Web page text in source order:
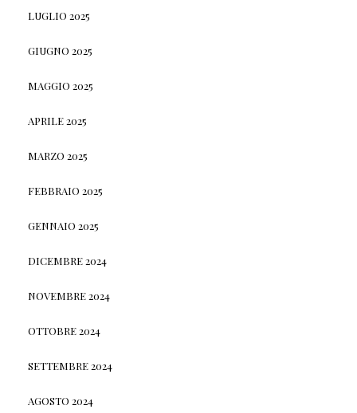
LUGLIO 2025
GIUGNO 2025
MAGGIO 2025
APRILE 2025
MARZO 2025
FEBBRAIO 2025
GENNAIO 2025
DICEMBRE 2024
NOVEMBRE 2024
OTTOBRE 2024
SETTEMBRE 2024
AGOSTO 2024